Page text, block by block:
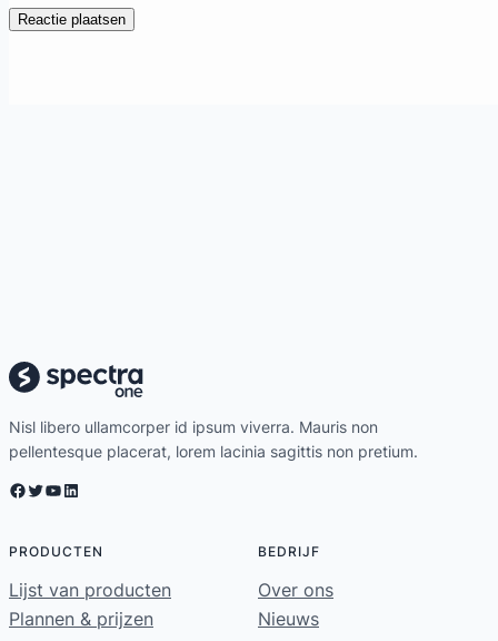
Nisl libero ullamcorper id ipsum viverra. Mauris non
pellentesque placerat, lorem lacinia sagittis non pretium.
Facebook Twitter YouTube LinkedIn
PRODUCTEN
Lijst van producten
Plannen & prijzen
BEDRIJF
Over ons
Nieuws